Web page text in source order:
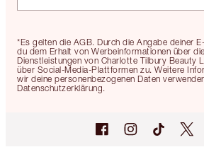
*Es gelten die AGB. Durch die Angabe deiner
du dem Erhalt von Werbeinformationen über
Dienstleistungen von Charlotte Tilbury Beauty
über Social-Media-Plattformen zu. Weitere
wir deine personenbezogenen Daten
Datenschutzerklärung.